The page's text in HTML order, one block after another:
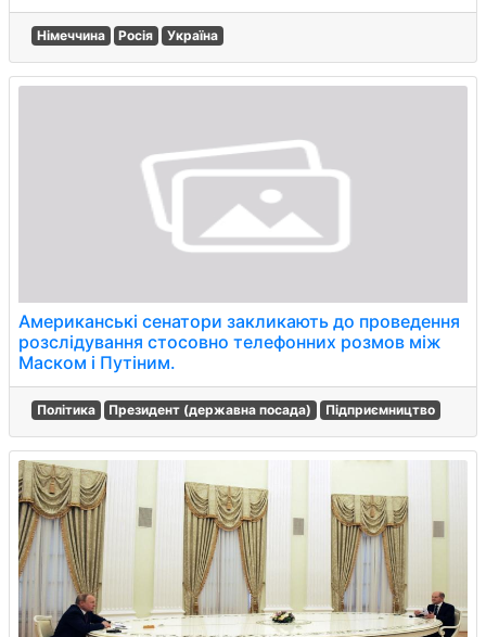
Німеччина Росія Україна
Американські сенатори закликають до проведення
розслідування стосовно телефонних розмов між
Маском і Путіним.
Політика Президент (державна посада) Підприємництво